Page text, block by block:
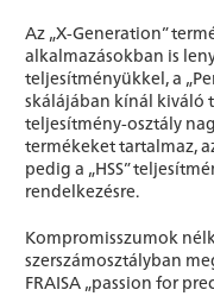
Az „X-Generation”
alkalmazásokban is
teljesítményükkel, a
skálájában kínál kiváló
teljesítmény-osztály
termékeket tartalmaz,
pedig a „HSS”
rendelkezésre.
Kompromisszumok
szerszámosztályban
FRAISA „passion for